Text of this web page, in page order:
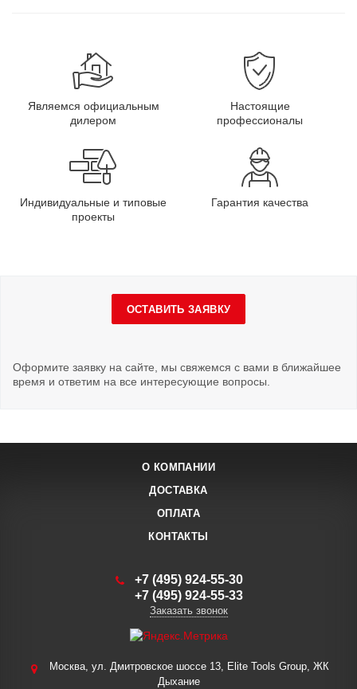
Являемся официальным
дилером
Настоящие
профессионалы
Индивидуальные и типовые
проекты
Гарантия качества
ОСТАВИТЬ ЗАЯВКУ
Оформите заявку на сайте, мы свяжемся с вами в ближайшее
время и ответим на все интересующие вопросы.
О КОМПАНИИ
ДОСТАВКА
ОПЛАТА
КОНТАКТЫ
+7 (495) 924-55-30
+7 (495) 924-55-33
Заказать звонок
Москва, ул. Дмитровское шоссе 13, Elite Tools Group, ЖК
Дыхание